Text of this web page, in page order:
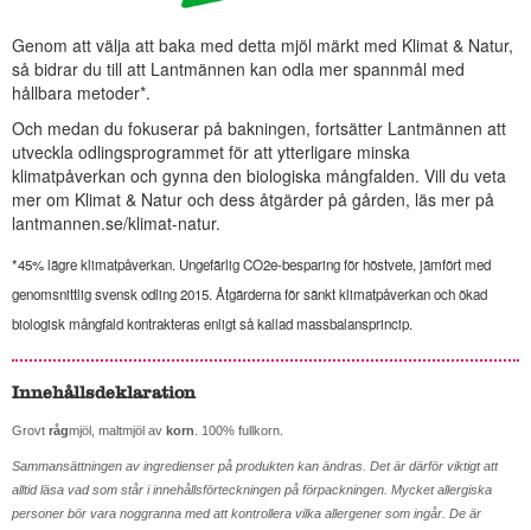
Genom att välja att baka med detta mjöl märkt med Klimat & Natur,
så bidrar du till att Lantmännen kan odla mer spannmål med
hållbara metoder*.
Och medan du fokuserar på bakningen, fortsätter Lantmännen att
utveckla odlingsprogrammet för att ytterligare minska
klimatpåverkan och gynna den biologiska mångfalden. Vill du veta
mer om Klimat & Natur och dess åtgärder på gården, läs mer på
lantmannen.se/klimat-natur.
*45% lägre klimatpåverkan. Ungefärlig CO2e-besparing för höstvete, jämfört med
genomsnittlig svensk odling 2015. Åtgärderna för sänkt klimatpåverkan och ökad
biologisk mångfald kontrakteras enligt så kallad massbalansprincip.
Innehållsdeklaration
Grovt rågmjöl, maltmjöl av korn . 100% fullkorn.
Sammansättningen av ingredienser på produkten kan ändras. Det är därför viktigt att
alltid läsa vad som står i innehållsförteckningen på förpackningen. Mycket allergiska
personer bör vara noggranna med att kontrollera vilka allergener som ingår. De är